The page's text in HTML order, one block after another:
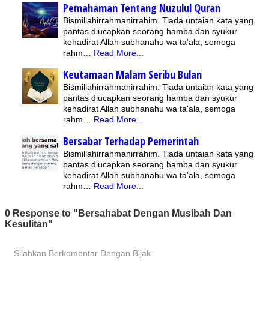
Pemahaman Tentang Nuzulul Quran
Bismillahirrahmanirrahim. Tiada untaian kata yang
pantas diucapkan seorang hamba dan syukur
kehadirat Allah subhanahu wa ta'ala, semoga
rahm… Read More...
Keutamaan Malam Seribu Bulan
Bismillahirrahmanirrahim. Tiada untaian kata yang
pantas diucapkan seorang hamba dan syukur
kehadirat Allah subhanahu wa ta'ala, semoga
rahm… Read More...
Bersabar Terhadap Pemerintah
Bismillahirrahmanirrahim. Tiada untaian kata yang
pantas diucapkan seorang hamba dan syukur
kehadirat Allah subhanahu wa ta'ala, semoga
rahm… Read More...
0 Response to "Bersahabat Dengan Musibah Dan
Kesulitan"
Silahkan Berkomentar Dengan Bijak